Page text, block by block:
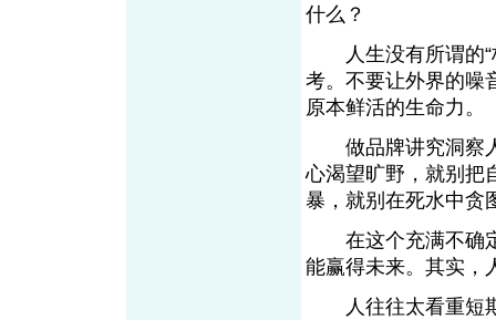
什么？
人生没有所谓的“
考。不要让外界的噪
原本鲜活的生命
做品牌讲究洞察人
心渴望旷野，就别把
暴，就别在死水中
在这个充满不确定
能赢得未来。其实
人往往太看重短期